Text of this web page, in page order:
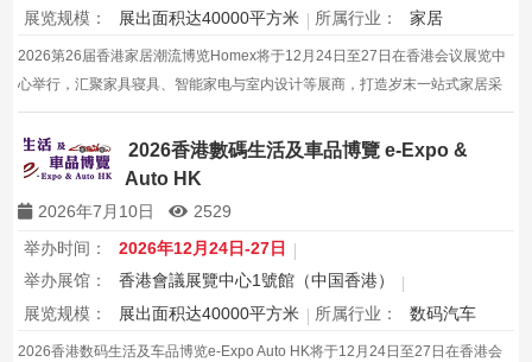
展览规模：
展出面积达40000平方米 所属行业： 家居
2026第26届香港家居潮流博览Homex将于12月24日至27日在香港会议展览中
心举行，汇聚家具寝具、智能家电与室内设计等展商，打造岁末一站式家居采
购与灵感盛会，欢迎本地家庭与海内外买家入场挑选心仪家居好物，共度温馨
节日购物季，感受设计之美。2026香港數碼生活及車品博覽 e-Expo &
Auto HK
2026年7月10日
2529
举办时间：
2026年12月24日-27日
举办展馆：
香港會議展覽中心1號館（中国香港）
展览规模：
展出面积达40000平方米 所属行业： 数码汽车
2026香港数码生活及车品博览e-Expo Auto HK将于12月24日至27日在香港会